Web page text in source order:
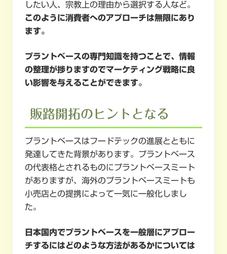
したい人、宗教上の理由から選択する人など。
このように消費者へのアプローチは無限にあり
ます。
プラントベースの専門知識を持つことで、情報
の整理が捗りますのでマーケティング戦略に良
い影響を与えることができます。
販路開拓のヒントとなる
プラントベースはフードテックの進展とともに
発達してきた背景があります。プラントベース
の代表格とされるものにプラントベースミート
がありますが、海外のプラントベースミートも
小売店との提携によって一気に一般化しまし
た。
日本国内でプラントベースを一般層にアプロー
チするにはどのような方法があるかについては